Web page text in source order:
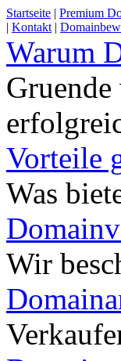
Startseite | Premium
| Kontakt |
Warum
Vorteile
Was
Wir